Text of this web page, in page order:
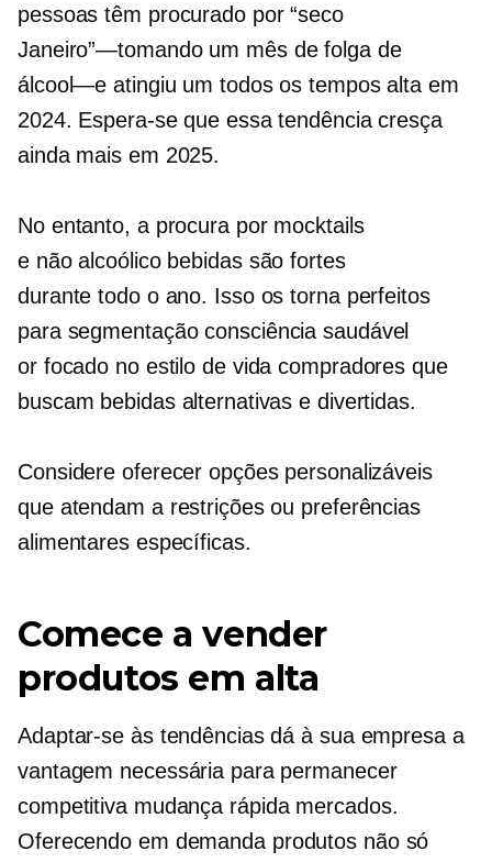
pessoas têm procurado por “seco
Janeiro”—tomandoum mês de folga de
álcool—e atingiu umtodos os temposalta em
2024. Espera-se que essa tendência cresça
ainda mais em 2025.
No entanto, a procura por mocktails
e não alcoólicobebidas são fortes
durante todo o ano. Isso os torna perfeitos
para segmentaçãoconsciência saudável
or focado no estilo de vida compradores que
buscam bebidas alternativas e divertidas.
Considere oferecer opções personalizáveis ​​
que atendam a restrições ou preferências
alimentares específicas.
Comece a vender
produtos em alta
Adaptar-se às tendências dá à sua empresa a
vantagem necessária para permanecer
competitiva mudança rápidamercados.
Oferecendo em demandaprodutos não só